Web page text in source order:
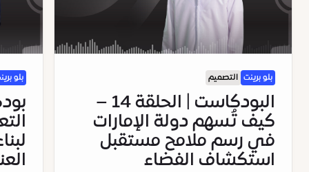
بلو برينت التصميم
البودكاست | الحلقة 14 –
كيف تُسهم دولة الإمارات
في رسم ملامح مستقبل
استكشاف الفضاء
بلو